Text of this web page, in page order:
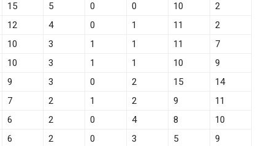
15 5 0 0 10
2
12 4 0 1 11
2
10 3 1 1 11
7
10 3 1 1 10
9
9 3 0 2 15
14
7 2 1 2 9
11
6 2 0 4 8
10
6 2 0 3 5
9